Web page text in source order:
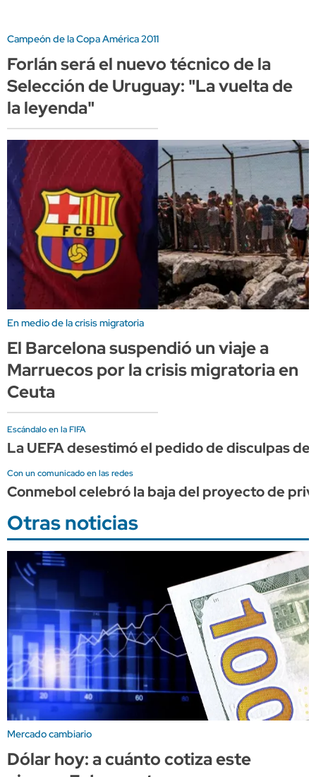
Campeón de la Copa América 2011
Forlán será el nuevo técnico de la
Selección de Uruguay: "La vuelta de
la leyenda"
En medio de la crisis migratoria
El Barcelona suspendió un viaje a
Marruecos por la crisis migratoria en
Ceuta
Escándalo en la FIFA
La UEFA desestimó el pedido de disculpas
Con un comunicado en las redes
Conmebol celebró la baja del proyecto de
Otras noticias
Mercado cambiario
Dólar hoy: a cuánto cotiza este